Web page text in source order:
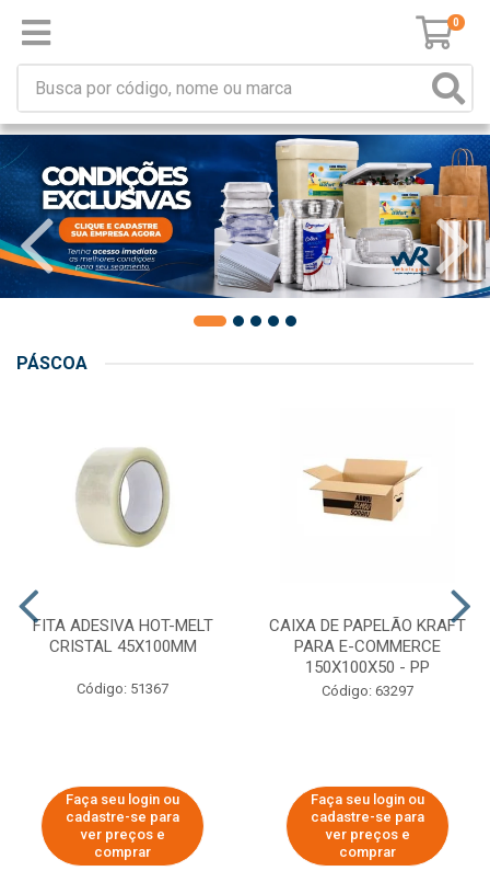
0
PÁSCOA
FITA ADESIVA HOT-MELT
CRISTAL 45X100MM
Código: 51367
Faça seu login ou
cadastre-se para
ver preços e
comprar
CAIXA DE PAPELÃO KRAFT
PARA E-COMMERCE
150X100X50 - PP
Código: 63297
Faça seu login ou
cadastre-se para
ver preços e
comprar